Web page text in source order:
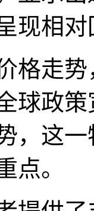
现相
格走
球政
，这
点。